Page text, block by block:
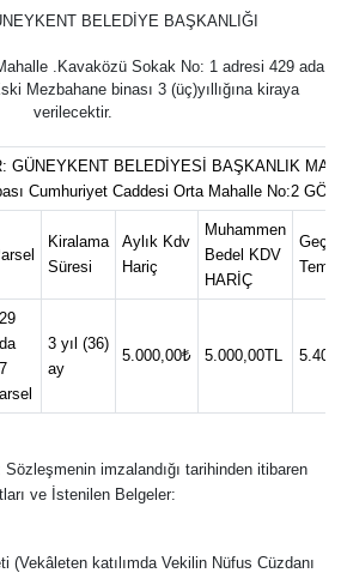
BELEDİYE BAŞKANLIĞI
.Kavaközü Sokak No: 1 adresi 429 ada
Mezbahane binası 3 (üç)yıllığına kiraya
verilecektir.
GÜNEYKENT BELEDİYESİ BAŞKANLIK
Cumhuriyet Caddesi Orta Mahalle No:2
Kiralama
Süresi
Aylık Kdv
Hariç
Muhammen
Bedel KDV
HARİÇ
3 yıl (36)
ay
5.000,00₺ 5.000,00TL
imzalandığı tarihinden itibaren
ve İstenilen Belgeler:
(Vekâleten katılımda Vekilin Nüfus Cüzdanı